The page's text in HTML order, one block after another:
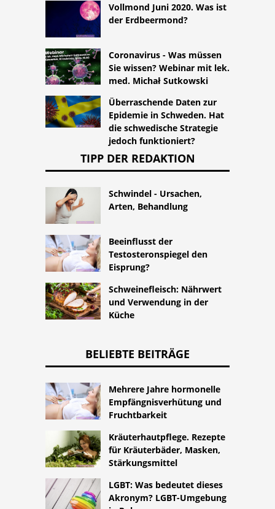
Vollmond Juni 2020. Was ist
der Erdbeermond?
Coronavirus - Was müssen
Sie wissen? Webinar mit lek.
med. Michał Sutkowski
Überraschende Daten zur
Epidemie in Schweden. Hat
die schwedische Strategie
jedoch funktioniert?
TIPP DER REDAKTION
Schwindel - Ursachen,
Arten, Behandlung
Beeinflusst der
Testosteronspiegel den
Eisprung?
Schweinefleisch: Nährwert
und Verwendung in der
Küche
BELIEBTE BEITRÄGE
Mehrere Jahre hormonelle
Empfängnisverhütung und
Fruchtbarkeit
Kräuterhautpflege. Rezepte
für Kräuterbäder, Masken,
Stärkungsmittel
LGBT: Was bedeutet dieses
Akronym? LGBT-Umgebung